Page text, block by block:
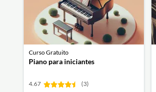
Curso Gratuito
Piano para iniciantes
4.67
(3)